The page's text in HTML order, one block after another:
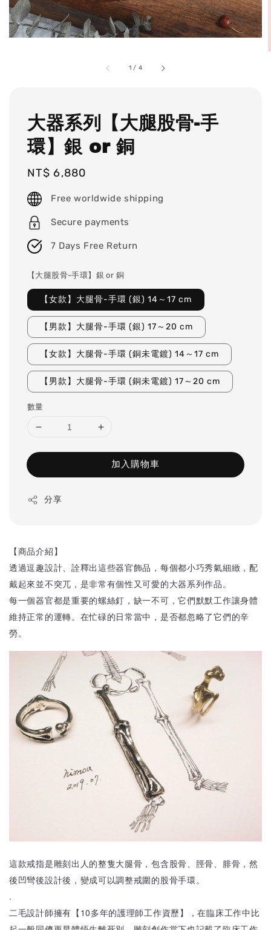
1 / 4
大器系列【大腿股骨-手
環】銀 or 銅
Regular
price
NT$ 6,880
Free worldwide shipping
Secure payments
7 Days Free Return
【大腿股骨-手環】銀 or 銅
【女款】大腿骨-手環 (銀) 14～17 cm
【男款】大腿骨-手環 (銀) 17～20 cm
【女款】大腿骨-手環 (銅未電鍍) 14～17 cm
【男款】大腿骨-手環 (銅未電鍍) 17～20 cm
數量
加入購物車
分享
【商品介紹】
透過逗趣設計、詮釋出這些器官飾品，每個都小巧秀氣細緻，配
戴起來並不突兀，是非常有個性又可愛的大器系列作品。
每一個器官都是重要的螺絲釘，缺一不可，它們默默工作讓身體
維持正常的運轉。在忙碌的日常當中，是否都忽略了它們的辛
勞。
這款戒指是雕刻出人的整隻大腿骨，包含股骨、脛骨、腓骨，然
後凹彎後設計後，變成可以調整戒圍的股骨手環。
.
二毛設計師擁有【10多年的護理師工作資歷】，在臨床工作中比